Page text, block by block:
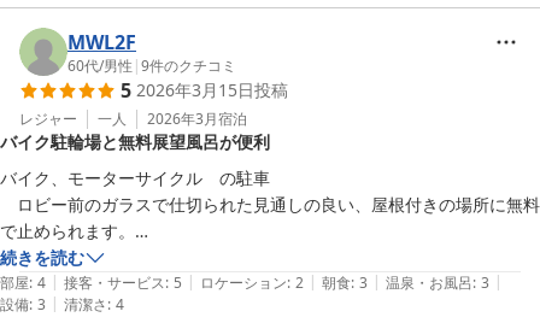
壁紙の剥がれで、ご迷惑をおかけし、大変申し訳ございません。該
当箇所に関しましては、確認させていただきます。
また、スタッフへのお褒めのお言葉を賜り、スタッフ一同嬉しく存
じます。
現状に満足せず、常に向上心を持ち、より良いホテルづくりに努め
てまいります。
この度は、お忙しい中のご投稿、誠にありがとうございます。
またのご来館を心よりお待ち申し上げております。
フロント　葛巻
アパホテル〈金沢野町〉
MWL2F
60代/男性 |9件のクチコミ
5 2026年3月15日投稿
レジャー 一人 2026年3月宿泊
バイク駐輪場と無料展望風呂が便利
バイク、モーターサイクル　の駐車
ロビー前のガラスで仕切られた見通しの良い、屋根付きの場所に無料
で止められます。
荷物が多くてもエレベーターも近く、大変便利です。
風呂　大浴場はありませんが、片町アパホテルのサウナ付き展望風呂が
無料で入浴出来ます。
続きを読む
部屋: 4 | 接客・サービス: 5 | ロケーション: 2 | 朝食: 3 | 温泉・お風呂: 3 |
設備: 3 | 清潔さ: 4